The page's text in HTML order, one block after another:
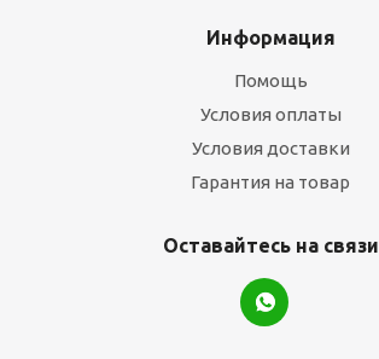
Информация
Помощь
Условия оплаты
Условия доставки
Гарантия на товар
Оставайтесь на связи